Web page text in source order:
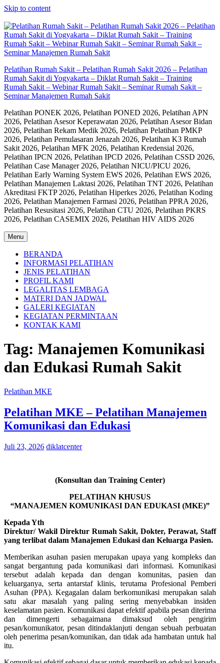
Skip to content
Pelatihan Rumah Sakit – Pelatihan Rumah Sakit 2026 – Pelatihan
Rumah Sakit di Yogyakarta – Diklat Rumah Sakit – Training
Rumah Sakit – Webinar Rumah Sakit – Seminar Rumah Sakit –
Seminar Manajemen Rumah Sakit
Pelatihan PONEK 2026, Pelatihan PONED 2026, Pelatihan APN
2026, Pelatihan Asesor Keperawatan 2026, Pelatihan Asesor Bidan
2026, Pelatihan Rekam Medik 2026, Pelatihan Pelatihan PMKP
2026, Pelatihan Pemulasaran Jenazah 2026, Pelatihan K3 Rumah
Sakit 2026, Pelatihan MFK 2026, Pelatihan Kredensial 2026,
Pelatihan IPCN 2026, Pelatihan IPCD 2026, Pelatihan CSSD 2026,
Pelatihan Case Manager 2026, Pelatihan NICU/PICU 2026,
Pelatihan Early Warning System EWS 2026, Pelatihan EWS 2026,
Pelatihan Manajemen Laktasi 2026, Pelatihan TNT 2026, Pelatihan
Akreditasi FKTP 2026, Pelatihan Hiperkes 2026, Pelatihan Koding
2026, Pelatihan Manajemen Farmasi 2026, Pelatihan PPRA 2026,
Pelatihan Resusitasi 2026, Pelatihan CTU 2026, Pelatihan PKRS
2026, Pelatihan CASEMIX 2026, Pelatihan HIV AIDS 2026
Menu
BERANDA
INFORMASI PELATIHAN
JENIS PELATIHAN
PROFIL KAMI
LEGALITAS LEMBAGA
MATERI DAN JADWAL
GALERI KEGIATAN
KEGIATAN PERMINTAAN
KONTAK KAMI
Tag: Manajemen Komunikasi
dan Edukasi Rumah Sakit
Pelatihan MKE
Pelatihan MKE – Pelatihan Manajemen
Komunikasi dan Edukasi
Juli 23, 2026 diklatcenter
(Konsultan dan Training Center)
PELATIHAN KHUSUS
“MANAJEMEN KOMUNIKASI DAN EDUKASI (MKE)”
Kepada Yth
Direktur/ Wakil Direktur Rumah Sakit, Dokter, Perawat, Staff
yang terlibat dalam Manajemen Edukasi dan Keluarga Pasien.
Memberikan asuhan pasien merupakan upaya yang kompleks dan
sangat bergantung pada komunikasi dari informasi. Komunikasi
tersebut adalah kepada dan dengan komunitas, pasien dan
keluarganya, serta antarstaf klinis, terutama Profesional Pemberi
Asuhan (PPA). Kegagalan dalam berkomunikasi merupakan salah
satu akar masalah yang paling sering menyebabkan insiden
keselamatan pasien. Komunikasi dapat efektif apabila pesan diterima
dan dimengerti sebagaimana dimaksud oleh pengirim
pesan/komunikator, pesan ditindaklanjuti dengan sebuah perbuatan
oleh penerima pesan/komunikan, dan tidak ada hambatan untuk hal
itu.